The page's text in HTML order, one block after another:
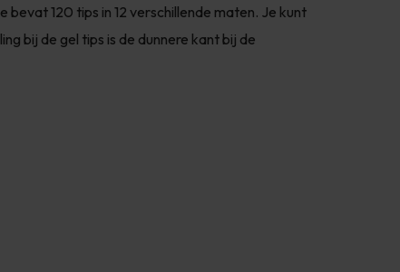
120 tips in 12 verschillende maten. Je kunt
bij de gel tips is de dunnere kant bij de